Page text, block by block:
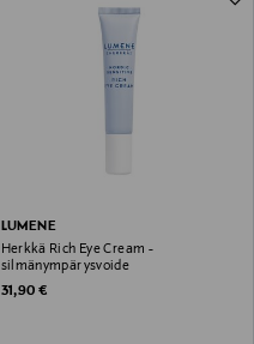
LUMENE
Herkkä Rich Eye Cream -
silmänympärysvoide
Original Price
31,90 €